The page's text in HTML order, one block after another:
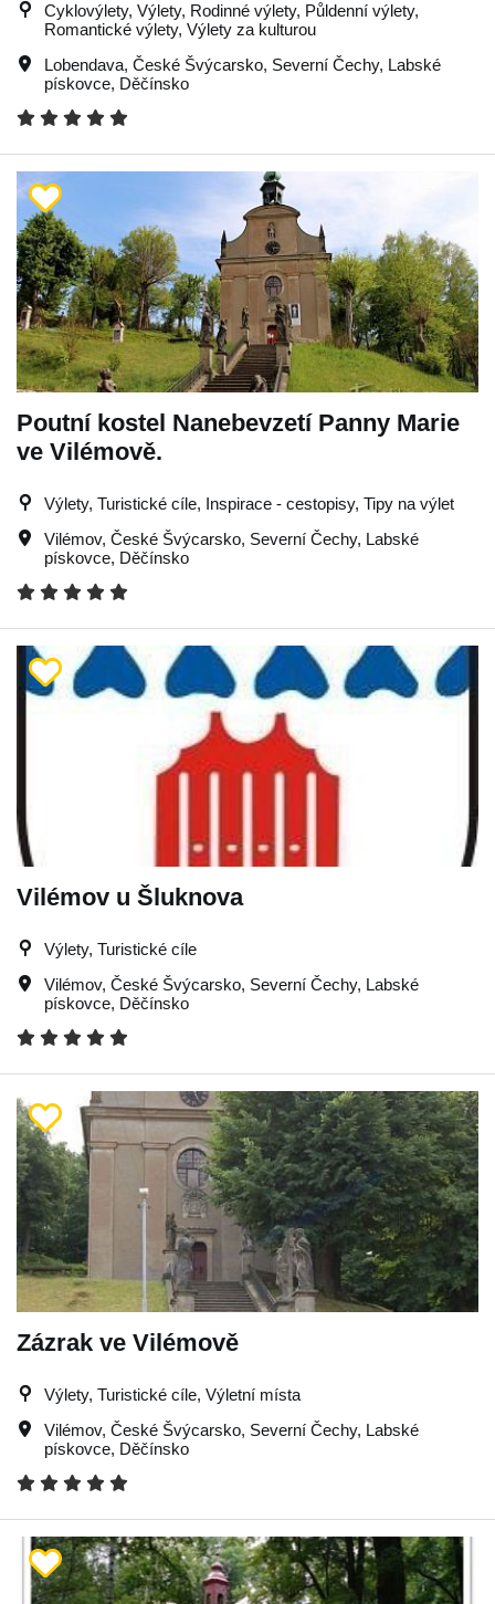
Cyklovýlety, Výlety, Rodinné výlety, Půldenní výlety,
Romantické výlety, Výlety za kulturou
Lobendava, České Švýcarsko, Severní Čechy, Labské
pískovce, Děčínsko
Poutní kostel Nanebevzetí Panny Marie
ve Vilémově.
Výlety, Turistické cíle, Inspirace - cestopisy, Tipy na výlet
Vilémov, České Švýcarsko, Severní Čechy, Labské
pískovce, Děčínsko
Vilémov u Šluknova
Výlety, Turistické cíle
Vilémov, České Švýcarsko, Severní Čechy, Labské
pískovce, Děčínsko
Zázrak ve Vilémově
Výlety, Turistické cíle, Výletní místa
Vilémov, České Švýcarsko, Severní Čechy, Labské
pískovce, Děčínsko